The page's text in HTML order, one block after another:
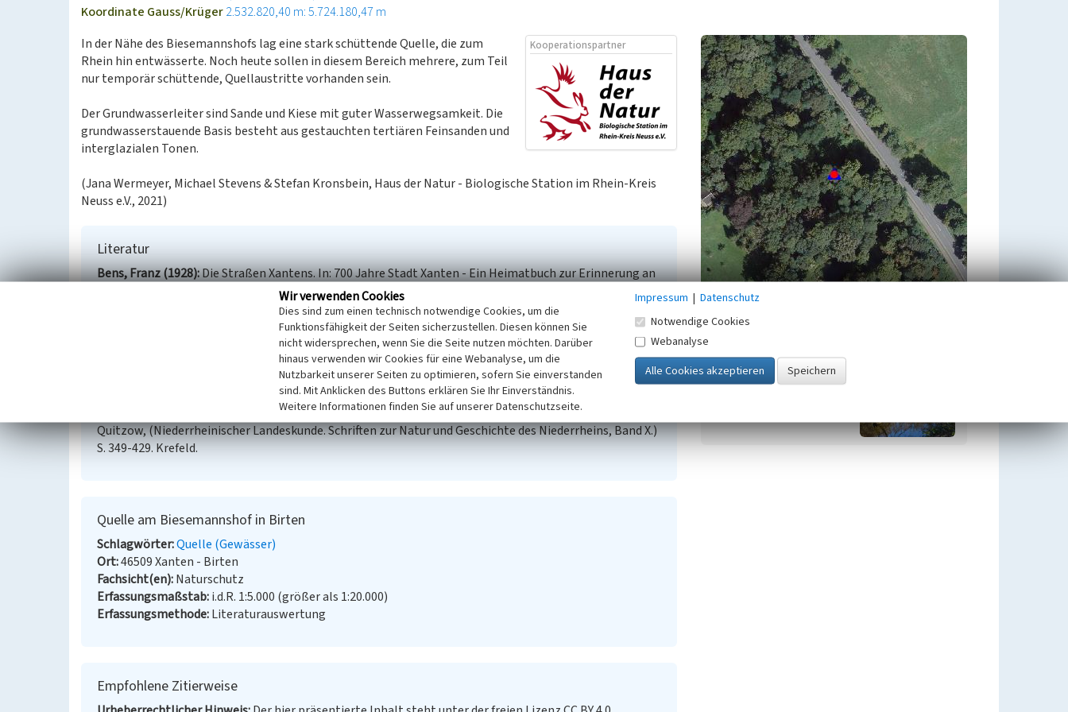
Koordinate Gauss/Krüger2.532.820,40 m: 5.724.180,47 m
Kooperationspartner
In der Nähe des Biesemannshofs lag eine stark schüttende Quelle, die zum
Rhein hin entwässerte. Noch heute sollen in diesem Bereich mehrere, zum Teil
nur temporär schüttende, Quellaustritte vorhanden sein.
Der Grundwasserleiter sind Sande und Kiese mit guter Wasserwegsamkeit. Die
grundwasserstauende Basis besteht aus gestauchten tertiären Feinsanden und
interglazialen Tonen.
(Jana Wermeyer, Michael Stevens & Stefan Kronsbein, Haus der Natur - Biologische Station im Rhein-Kreis
Neuss e.V., 2021)
Literatur
Bens, Franz (1928) Die Straßen Xantens. In: 700 Jahre Stadt Xanten - Ein Heimatbuch zur Erinnerung an
das 700jährige Bestehen der Stadt, S. 129-133. Xanten.
Reste römischer Wasserleitungen im Raum Xanten. In: Xantener Berichte 12,
Grabung Forschung Präsentation, Festschrift Gundolf Precht, S. 129-148. Mainz.
Houben, Philipp; Fiedler, Franz (1839) Denkmaeler von castra vetera und colonia traiana. Abgebildet auf
48 colorirten Steindruck-Tafeln nebst einer Topographischen Charte. Xanten.
Quellen am unteren linken Niederrhein - ein natur- und kulturgeschichtlicher
Beitrag. In: Klostermann, Josef; Kronsbein, Stefan; Rehbein, Hansgeorg (Hrsg.): Natur und Landschaft
am Niederrhein - Naturwissenschaftliche Beiträge. Festschrift zum 80. Geburtstag von Dr. Hans-Wilhelm
Quitzow, (Niederrheinischer Landeskunde. Schriften zur Natur und Geschichte des Niederrheins, Band X.)
S. 349-429. Krefeld.
Quelle am Biesemannshof in Birten
Schlagwörter Quelle (Gewässer)
Ort 46509 Xanten - Birten
Fachsicht(en) Naturschutz
Erfassungsmaßstab i.d.R. 1:5.000 (größer als 1:20.000)
Erfassungsmethode Literaturauswertung
Empfohlene Zitierweise
Quellen im Kreis Wesel
Wir verwenden Cookies
Dies sind zum einen technisch notwendige Cookies, um die
Funktionsfähigkeit der Seiten sicherzustellen. Diesen können Sie
nicht widersprechen, wenn Sie die Seite nutzen möchten. Darüber
hinaus verwenden wir Cookies für eine Webanalyse, um die
Nutzbarkeit unserer Seiten zu optimieren, sofern Sie einverstanden
sind. Mit Anklicken des Buttons erklären Sie Ihr Einverständnis.
Weitere Informationen finden Sie auf unserer Datenschutzseite.
Impressum | Datenschutz
Notwendige Cookies
Webanalyse